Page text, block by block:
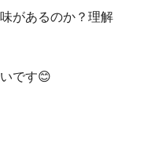
があるのか？理解
です😊